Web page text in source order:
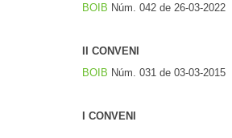
BOIB Núm. 042 de 26-03-2022
II CONVENI
BOIB Núm. 031 de 03-03-2015
I CONVENI